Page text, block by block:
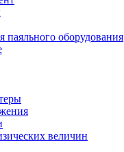
паяльного оборудования
величин